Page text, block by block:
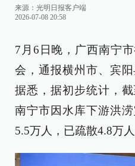
来源： 光明日报客户端
2026-07-08 20:58
7月6日晚，广西南宁
会，通报横州市、宾阳
据悉，据初步统计，
南宁市因水库下游洪
5.5万人，已疏散4.8万人